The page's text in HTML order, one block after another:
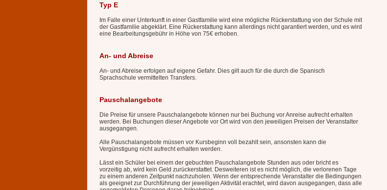
Typ E
Im Falle einer Unterkunft in einer Gastfamilie wird eine mögliche Rückerstattung von der Schule mit
der Gastfamilie abgeklärt. Eine Rückerstattung kann allerdings nicht garantiert werden, und es wird
eine Bearbeitungsgebühr in Höhe von 75€ erhoben.
An- und Abreise
An- und Abreise erfolgen auf eigene Gefahr. Dies gilt auch für die durch die Spanisch
Sprachschule vermittelten Transfers.
Pauschalangebote
Die Preise für unsere Pauschalangebote können nur bei Buchung vor Anreise aufrecht erhalten
werden. Bei Buchungen dieser Angebote vor Ort wird von den jeweiligen Preisen der Veranstalter
ausgegangen.
Alle Pauschalangebote müssen vor Kursbeginn voll bezahlt sein, ansonsten kann die
Vergünstigung nicht aufrecht erhalten werden.
Lässt ein Schüler bei einem der gebuchten Pauschalangebote Stunden aus oder bricht es
vorzeitig ab, wird kein Geld zurückerstattet. Desweiteren ist es nicht möglich, die verlorenen Tage
zu einem anderen Zeitpunkt nachzuholen. Wenn der entsprechende Veranstalter die Bedingungen
als geeignet zur Durchführung der jeweiligen Aktivität erachtet, wird davon ausgegangen, dass alle